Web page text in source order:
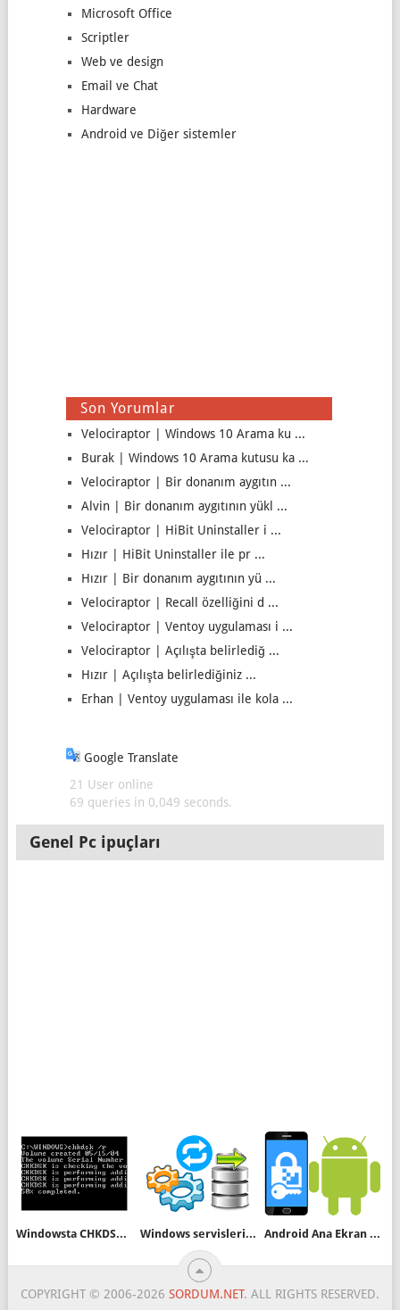
Microsoft Office
Scriptler
Web ve design
Email ve Chat
Hardware
Android ve Diğer sistemler
Son Yorumlar
Velociraptor | Windows 10 Arama ku ...
Burak | Windows 10 Arama kutusu ka ...
Velociraptor | Bir donanım aygıtın ...
Alvin | Bir donanım aygıtının yükl ...
Velociraptor | HiBit Uninstaller i ...
Hızır | HiBit Uninstaller ile pr ...
Hızır | Bir donanım aygıtının yü ...
Velociraptor | Recall özelliğini d ...
Velociraptor | Ventoy uygulaması i ...
Velociraptor | Açılışta belirlediğ ...
Hızır | Açılışta belirlediğiniz ...
Erhan | Ventoy uygulaması ile kola ...
Google Translate
21 User online
69 queries in 0,049 seconds.
Genel Pc ipuçları
Windowsta CHKDSK kullanmadan Dirty Bit i temizleyelim Windows servislerini yedeklemek için scriptler Android Ana Ekran Düzeni Nasıl Kilitlenir
COPYRIGHT © 2006-2026 SORDUM.NET. ALL RIGHTS RESERVED.